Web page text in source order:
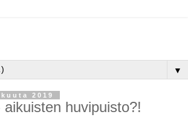
▼
2019
aikuisten huvipuisto?!